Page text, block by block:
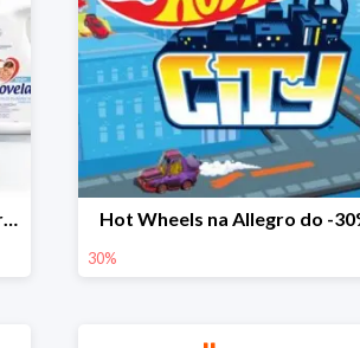
Produkty Lovela Baby na Allegro do -30% Hot Wheels na Allegro do -
30%